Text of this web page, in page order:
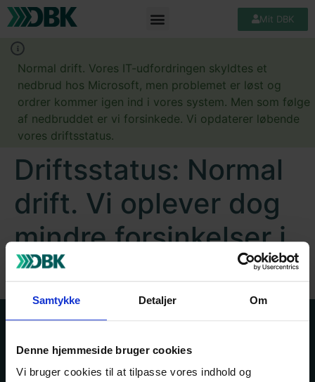
Samtykke Detaljer Om
Denne hjemmeside bruger cookies
Vi bruger cookies til at tilpasse vores indhold og
Mit DBK
Normal drift. Vores IT-udfordringen skyldtes et
nedbrud hos Microsoft, men problemet er løst og
ordrer kommer igen ind i vores system. Men som følge
af nedbruddet er vi forsinkede. Vi opdaterer løbende
vores driftsstatus.
Driftsstatus: Normal
drift. Vi oplever dog
mindre forsinkelser i
varemodtagelsen.
Driftsstatus